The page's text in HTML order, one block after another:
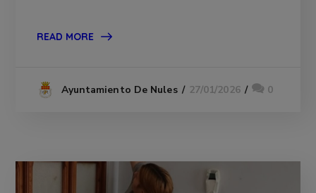
READ MORE
Ayuntamiento De Nules 27/01/2026 0